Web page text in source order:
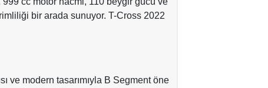
bir arada sunuyor. T-Cross 2022
ve modern tasarımıyla B Segment öne